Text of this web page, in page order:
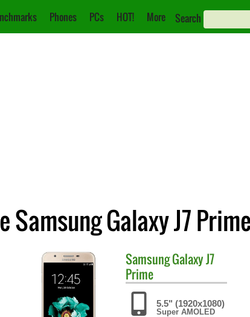
Phones PCs HOT! More Search
Samsung Galaxy J7
SamsungGalaxy J7
Prime
5.5" (1920x1080)
Super AMOLED